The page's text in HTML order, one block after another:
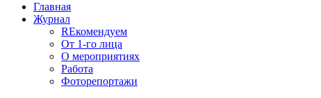
Главная
Журнал
REкомендуем
От 1-го лица
О мероприятиях
Работа
Фоторепортажи